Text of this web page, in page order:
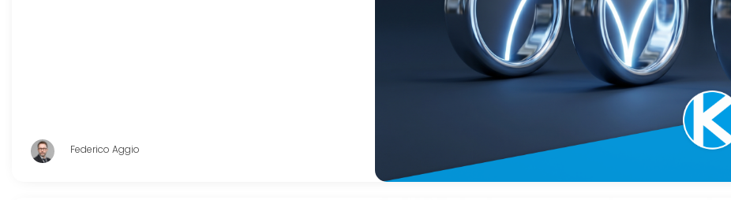
Federico Aggio